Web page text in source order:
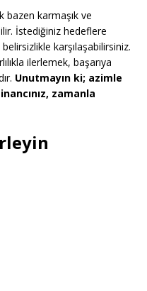
bazen karmaşık ve
İstediğiniz hedeflere
karşılaşabilirsiniz.
ilerlemek, başarıya
Unutmayın ki; azimle
zamanla